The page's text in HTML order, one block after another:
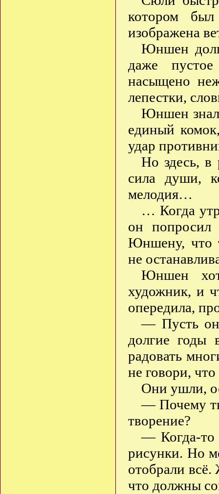
котором
изображена
Юншен
даже
насыщено
лепестки,
Юншен
единый
удар
Но здесь,
сила души,
мелодия…
… Когда
он попросил
Юншену, что
не
Юншен
художник, и
опередила,
— Пусть он
долгие годы
радовать
не говори,
Они ушли,
— Почему
творение?
— Когда-то
рисунки. Но
отобрали
что должны